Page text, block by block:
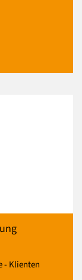
- Klienten